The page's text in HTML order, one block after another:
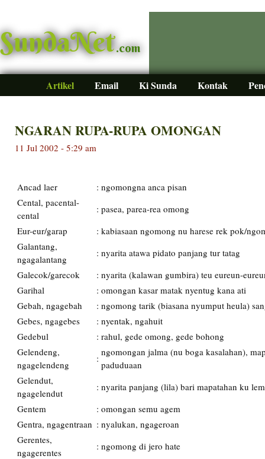
SundaNet.com
Artikel Email Ki Sunda Kontak
NGARAN RUPA-RUPA OMONGAN
11 Jul 2002 - 5:29 am
Ancad laer : ngomongna anca pisan
Cental, pacental-
cental
: pasea, parea-rea omong
Eur-eur/garap
: kabiasaan ngomong nu harese rek pok/
Galantang,
ngagalantang
: nyarita atawa pidato panjang tur tatag
Galecok/garecok
: nyarita (kalawan gumbira) teu eureun-
Garihal
: omongan kasar matak nyentug kana ati
Gebah, ngagebah
: ngomong tarik (biasana nyumput heula)
Gebes, ngagebes
: nyentak, ngahuit
Gedebul
: rahul, gede omong, gede bohong
Gelendeng,
ngagelendeng
:
ngomongan jalma (nu boga kasalahan),
paduduaan
Gelendut,
ngagelendut
: nyarita panjang (lila) bari mapatahan ku
Gentem
: omongan semu agem
Gentra, ngagentraan : nyalukan, ngageroan
Gerentes,
ngagerentes
: ngomong di jero hate